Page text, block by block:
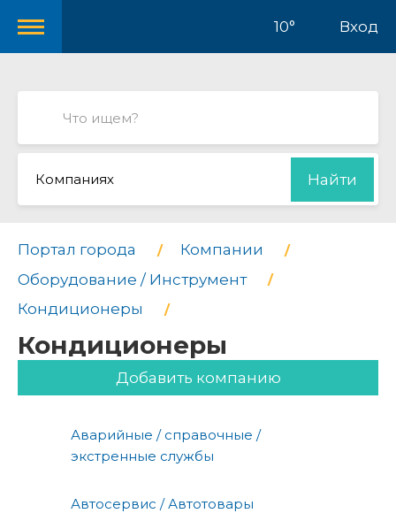
10° Вход
Компаниях Найти
Портал города
Компании
Оборудование / Инструмент
Кондиционеры
Кондиционеры
Добавить компанию
Аварийные / справочные /
экстренные службы
Автосервис / Автотовары